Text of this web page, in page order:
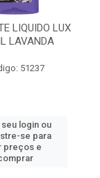
LIQUIDO LUX
LAVANDA
51237
seu login ou
se para
preços e